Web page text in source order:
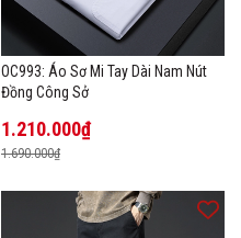
OC993: Áo Sơ Mi Tay Dài Nam Nút
Đồng Công Sở
1.210.000₫
1.690.000₫